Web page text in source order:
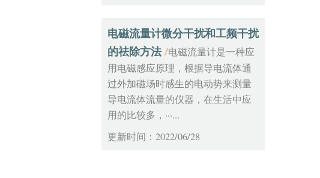
电磁流量计微分干扰和工频干扰
的祛除方法 /电磁流量计是一种应
用电磁感应原理，根据导电流体通
过外加磁场时感生的电动势来测量
导电流体流量的仪器，在生活中应
用的比较多，···...
更新时间：2022/06/28